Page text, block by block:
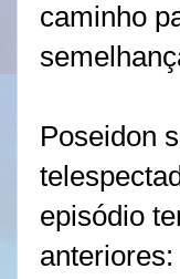
caminho
Poseidon
episódio
anteriores: